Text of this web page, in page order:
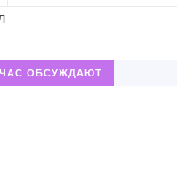
ОБСУЖДАЮТ